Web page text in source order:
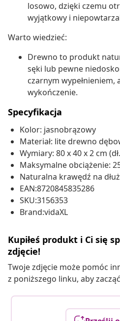
losowo, dzięki czemu
wyjątkowy i
Warto wiedzieć:
Drewno to produkt
sęki lub pewne
czarnym wypełnieniem,
wykończenie.
Specyfikacja
Kolor: jasnobrązowy
Materiał: lite drewno
Wymiary: 80 x 40 x 2 cm
Maksymalne obciążenie:
Naturalna krawędź na
EAN:8720845835286
SKU:3156353
Brand:vidaXL
Kupiłeś produkt i Ci się
zdjęcie!
Twoje zdjęcie może pomóc
z poniższego linku, aby